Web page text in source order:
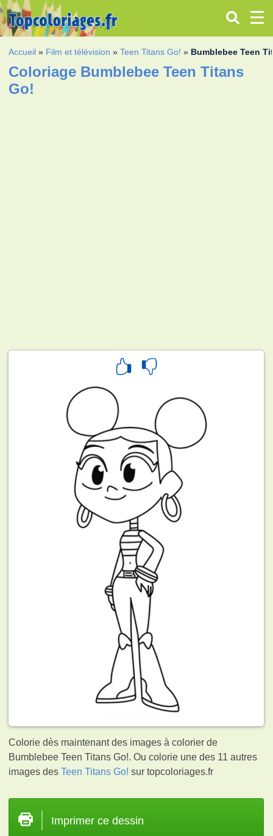
Accueil » Film et télévision »Teen Titans Go! » Bumblebee Teen
Coloriage Bumblebee Teen Titans
Go!
Colorie dès maintenant des images à colorier de
Bumblebee Teen Titans Go!. Ou colorie une des 11 autres
images desTeen Titans Go! sur topcoloriages.fr
Imprimer ce dessin